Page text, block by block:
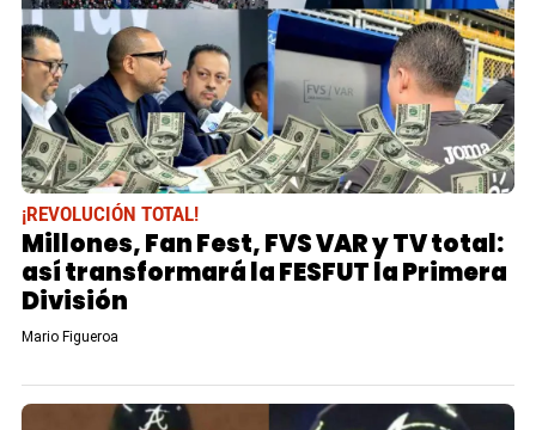
¡REVOLUCIÓN TOTAL!
Millones, Fan Fest, FVS VAR y TV total:
así transformará la FESFUT la Primera
División
Mario Figueroa